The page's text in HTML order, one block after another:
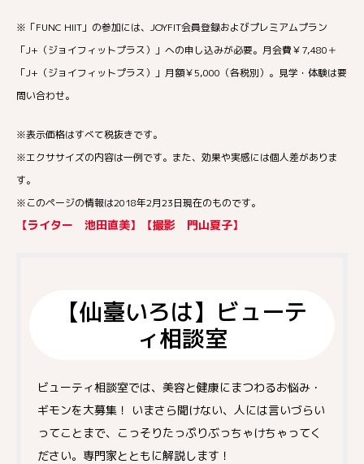
※「FUNC HIIT」の参加には、JOYFIT会員登録およびプレミアムプラン
「J+（ジョイフィットプラス）」への申し込みが必要。月会費￥7,480＋
「J+（ジョイフィットプラス）」月額￥5,000（各税別）。見学・体験は要
問い合わせ。
※表示価格はすべて税抜きです。
※エクササイズの内容は一例です。また、効果や実感には個人差がありま
す。
※このページの情報は2018年2月23日現在のものです。
【ライター 池田直美】【撮影 門山夏子】
【仙臺いろは】ビューテ
ィ相談室
ビューティ相談室では、美容と健康にまつわるお悩み・
ギモンを大募集！ いまさら聞けない、人には言いづらい
ってことまで、こっそりたっぷりぶっちゃけちゃってく
ださい。専門家とともに解説します！